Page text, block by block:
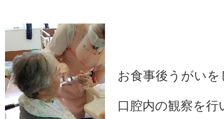
お食事後うがいを
口腔内の観察を行